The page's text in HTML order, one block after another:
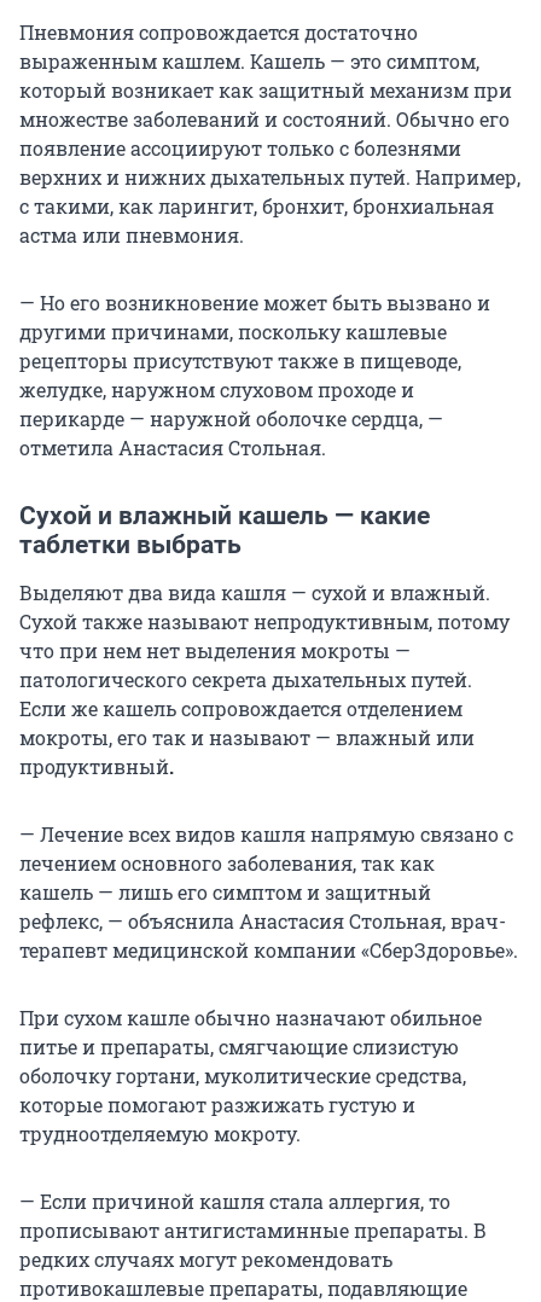
Пневмония сопровождается достаточно
выраженным кашлем. Кашель — это симптом,
который возникает как защитный механизм при
множестве заболеваний и состояний. Обычно его
появление ассоциируют только с болезнями
верхних и нижних дыхательных путей. Например,
с такими, как ларингит, бронхит, бронхиальная
астма или пневмония.
— Но его возникновение может быть вызвано и
другими причинами, поскольку кашлевые
рецепторы присутствуют также в пищеводе,
желудке, наружном слуховом проходе и
перикарде — наружной оболочке сердца, —
отметила Анастасия Стольная.
Сухой и влажный кашель — какие
таблетки выбрать
Выделяют два вида кашля — сухой и влажный.
Сухой также называют непродуктивным, потому
что при нем нет выделения мокроты —
патологического секрета дыхательных путей.
Если же кашель сопровождается отделением
мокроты, его так и называют — влажный или
продуктивный.
— Лечение всех видов кашля напрямую связано с
лечением основного заболевания, так как
кашель — лишь его симптом и защитный
рефлекс, — объяснила Анастасия Стольная, врач-
терапевт медицинской компании «СберЗдоровье».
При сухом кашле обычно назначают обильное
питье и препараты, смягчающие слизистую
оболочку гортани, муколитические средства,
которые помогают разжижать густую и
трудноотделяемую мокроту.
— Если причиной кашля стала аллергия, то
прописывают антигистаминные препараты. В
редких случаях могут рекомендовать
противокашлевые препараты, подавляющие